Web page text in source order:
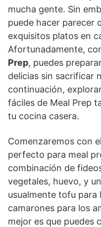
mucha gente. Sin
puede hacer parecer
exquisitos platos en
Afortunadamente,
Prep, puedes
delicias sin sacrificar
continuación,
fáciles de Meal Prep
tu cocina casera.
Comenzaremos con
perfecto para meal
combinación de
vegetales, huevo, y
usualmente tofu para
camarones para los
mejor es que puedes